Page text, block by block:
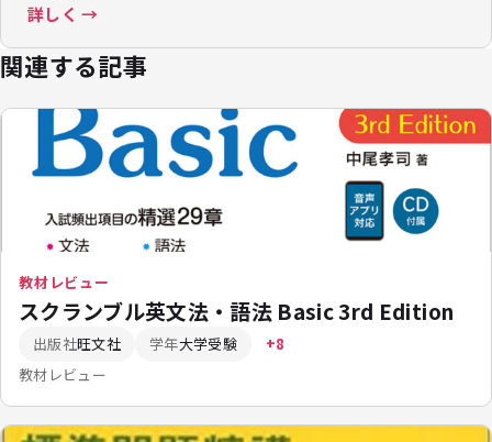
詳しく →
関連する記事
教材レビュー
スクランブル英文法・語法 Basic 3rd Edition
出版社旺文社 学年大学受験 +8
教材レビュー